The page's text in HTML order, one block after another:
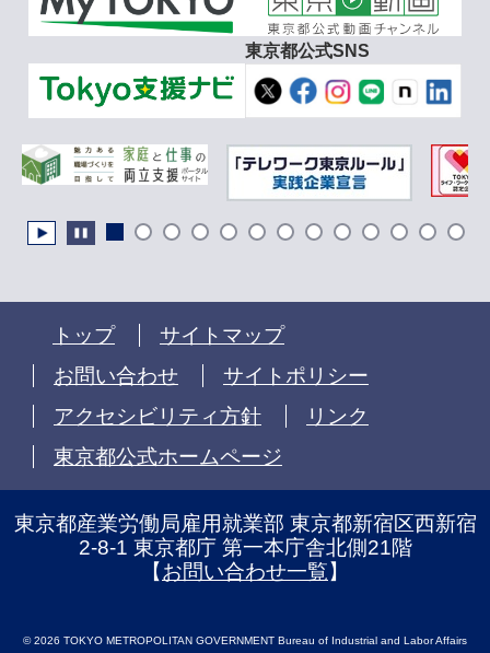
東京都公式SNS
トップ
サイトマップ
お問い合わせ
サイトポリシー
アクセシビリティ方針
リンク
東京都公式ホームページ
東京都産業労働局雇用就業部 東京都新宿区西新宿
2-8-1 東京都庁 第一本庁舎北側21階
【お問い合わせ一覧】
© 2026 TOKYO METROPOLITAN GOVERNMENT Bureau of Industrial and Labor Affairs